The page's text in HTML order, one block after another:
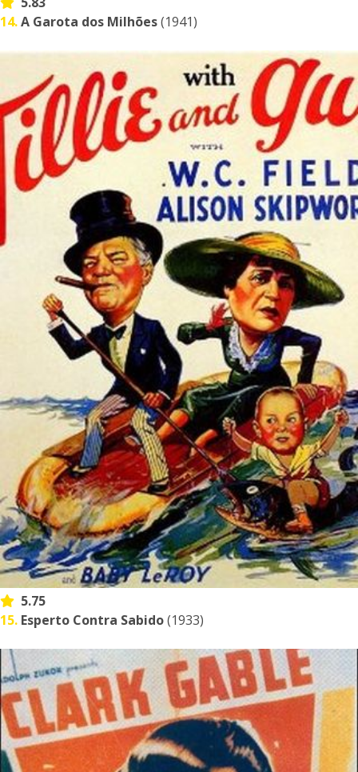
14.A Garota dos Milhões(1941)
5.75
15. Esperto Contra Sabido(1933)